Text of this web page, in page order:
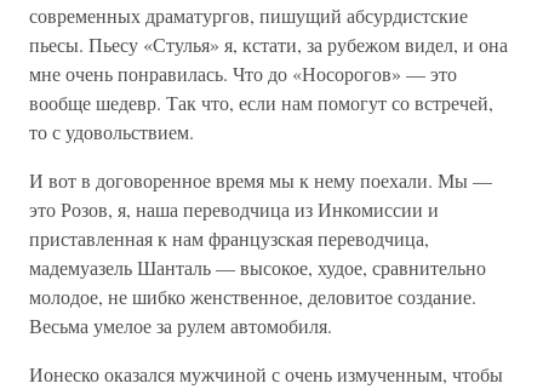
современных драматургов, пишущий абсурдистские
пьесы. Пьесу «Стулья» я, кстати, за рубежом видел, и она
мне очень понравилась. Что до «Носорогов» — это
вообще шедевр. Так что, если нам помогут со встречей,
то с удовольствием.
И вот в договоренное время мы к нему поехали. Мы —
это Розов, я, наша переводчица из Инкомиссии и
приставленная к нам французская переводчица,
мадемуазель Шанталь — высокое, худое, сравнительно
молодое, не шибко женственное, деловитое создание.
Весьма умелое за рулем автомобиля.
Ионеско оказался мужчиной с очень измученным, чтобы